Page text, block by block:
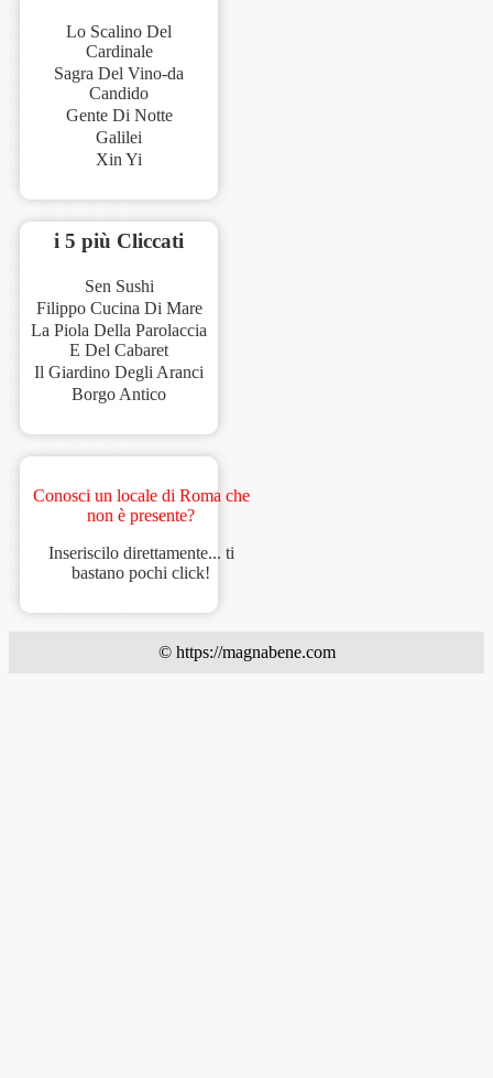
Lo Scalino Del
Cardinale
Sagra Del Vino-da
Candido
Gente Di Notte
Galilei
Xin Yi
i 5 più Cliccati
Sen Sushi
Filippo Cucina Di Mare
La Piola Della Parolaccia
E Del Cabaret
Il Giardino Degli Aranci
Borgo Antico
Conosci un locale di Roma che
non è presente?
Inseriscilo direttamente... ti
bastano pochi click!
© https://magnabene.com